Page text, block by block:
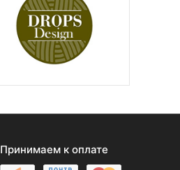
Принимаем к оплате